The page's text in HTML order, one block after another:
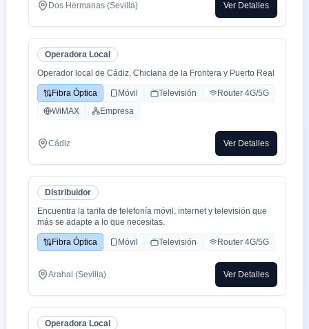
Dos Hermanas (Sevilla) Ver Detalles
Operadora Local
Operador local de Cádiz, Chiclana de la Frontera y Puerto Real
Fibra Óptica Móvil Televisión
Router 4G/5G
WiMAX
Empresa
Cádiz Ver Detalles
Distribuidor
Encuentra la tarifa de telefonía móvil, internet y televisión que
más se adapte a lo que necesitas.
Fibra Óptica Móvil Televisión Router 4G/5G
Arahal (Sevilla) Ver Detalles
Operadora Local